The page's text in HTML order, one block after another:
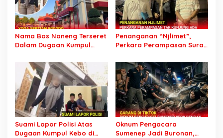
Nama Bos Naneng Terseret
Dalam Dugaan Kumpul
Tuanya Juga Dipanggil
Polisi
Penanganan “Njlimet”,
Perkara Perampasan Surat
Tersangka Padahal
Setahun di Polres Pasuruan
Suami Lapor Polisi Atas
Dugaan Kumpul Kebo di
Oknum Pengacara
Sumenep Jadi Buronan,